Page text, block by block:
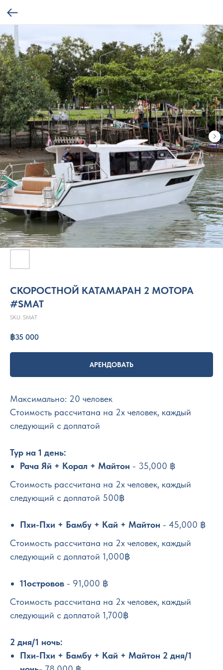
СКОРОСТНОЙ КАТАМАРАН 2 МОТОРА
#SMAT
SKU: SMAT
฿35 000
АРЕНДОВАТЬ
Максимально: 20 человек
Стоимость рассчитана на 2х человек, каждый
следующий с доплатой
Тур на 1 день:
Рача Яй + Корал + Майтон - 35,000 ฿
Стоимость рассчитана на 2х человек, каждый
следующий с доплатой 500฿
Пхи-Пхи + Бамбу + Кай + Майтон - 45,000 ฿
Стоимость рассчитана на 2х человек, каждый
следующий с доплатой 1,000฿
11островов - 91,000 ฿
Стоимость рассчитана на 2х человек, каждый
следующий с доплатой 1,700฿
2 дня/1 ночь:
Пхи-Пхи + Бамбу + Кай + Майтон 2 дня/1